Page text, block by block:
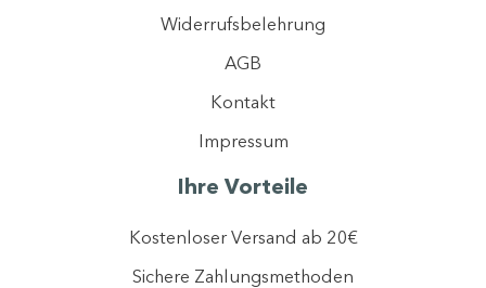
Mit der Registrierung erklären Sie sich einverstanden, dass wir ihre Daten
Ich stimme dem Newsletter-Tracking zu, um personalisierte Inhalte zu
Widerrufsbelehrung
AGB
Kontakt
Impressum
Ihre Vorteile
Kostenloser Versand ab 20€
Sichere Zahlungsmethoden